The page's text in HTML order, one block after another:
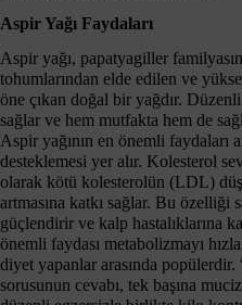
Aspir Yağı Faydaları
Aspir yağı, papatyagiller
tohumlarından elde edilen ve
öne çıkan doğal bir yağdır.
sağlar ve hem mutfakta hem de
Aspir yağının en önemli faydaları
desteklemesi yer alır. Kolesterol
olarak kötü kolesterolün (LDL)
artmasına katkı sağlar. Bu özelliği
güçlendirir ve kalp hastalıklarına
önemli faydası metabolizmayı
diyet yapanlar arasında popülerdir.
sorusunun cevabı, tek başına